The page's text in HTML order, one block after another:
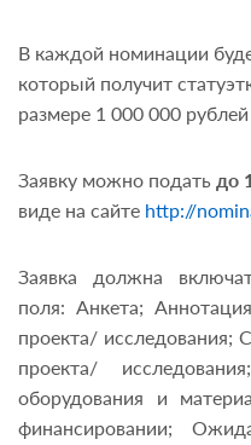
В каждой номинации
который получит
размере 1 000 000
Заявку можно подать до
виде на сайте http://
Заявка должна
поля: Анкета;
проекта/ исследования;
проекта/
оборудования и
финансировании;